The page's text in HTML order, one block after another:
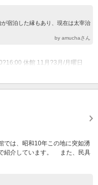
宿泊した縁もあり、現在は太宰治
by amuchaさん
休館 11月?3月/月曜日
日?1月3日）
では、昭和10年この地に突如湧
紹介しています。 また、民具